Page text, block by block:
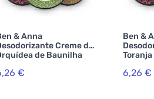
& Anna
Creme de
de Baunilha
g)
€
Ben &
Toranja
6,26 €